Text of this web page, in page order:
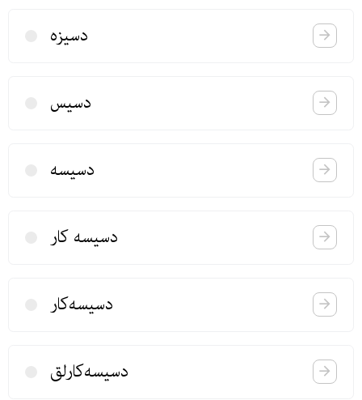
دسیزه
دسیس
دسیسه
دسیسه‌ كار
دسیسه‌كار
دسیسه‌كارلق